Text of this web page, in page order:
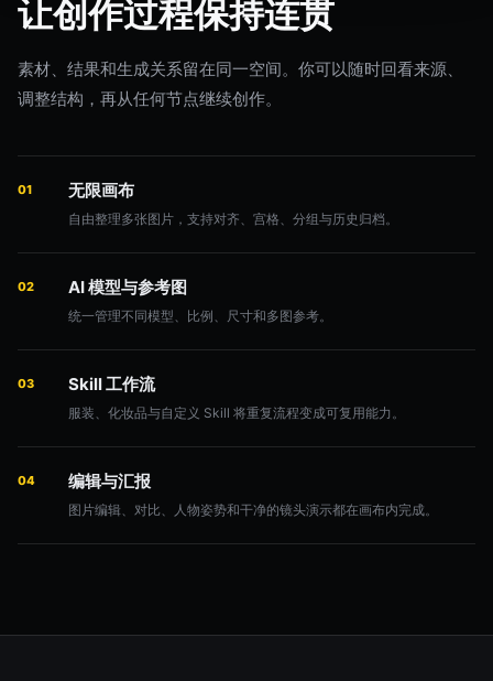
让创作过程保持连贯
素材、结果和生成关系留在同一空间。你可以随时回看来源、
调整结构，再从任何节点继续创作。
01 无限画布
自由整理多张图片，支持对齐、宫格、分组与历史归档。
02 AI 模型与参考图
统一管理不同模型、比例、尺寸和多图参考。
03 Skill 工作流
服装、化妆品与自定义 Skill 将重复流程变成可复用能力。
04 编辑与汇报
图片编辑、对比、人物姿势和干净的镜头演示都在画布内完成。